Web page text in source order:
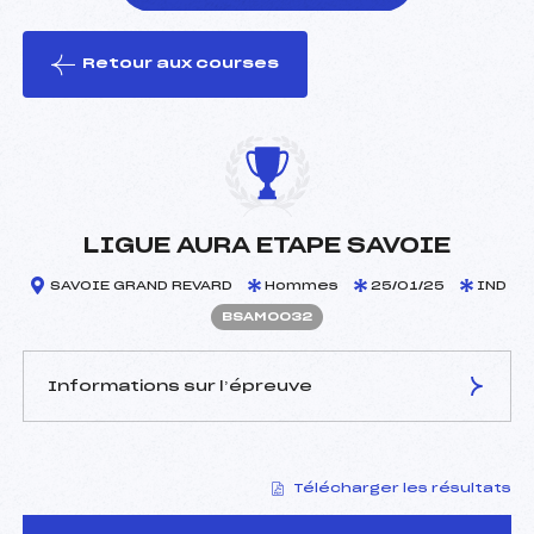
le ski
Retour aux courses
LIGUE AURA ETAPE SAVOIE
SAVOIE GRAND REVARD Hommes 25/01/25 IND
BSAM0032
Informations sur l’épreuve
PERROT FRANCK (SA)
D.T Adjoint :
–
Télécharger les résultats